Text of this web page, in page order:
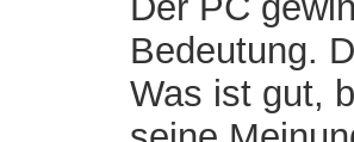
Bedeutung.
Was ist gut,